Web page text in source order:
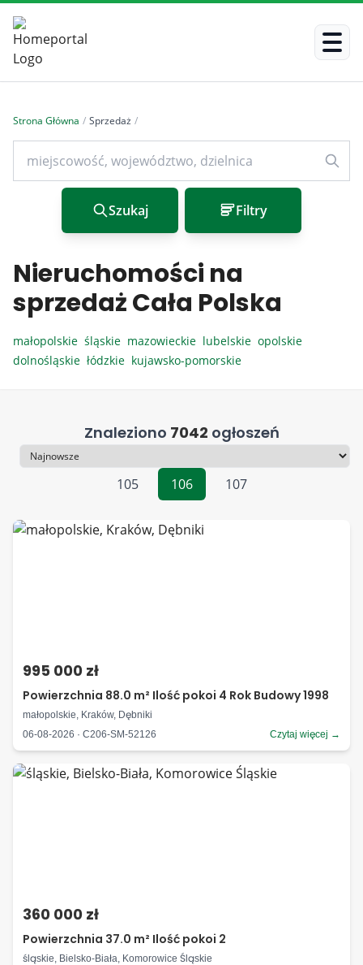
Strona Główna / Sprzedaż /
Szukaj Filtry
Nieruchomości na
sprzedaż Cała Polska
małopolskie śląskie mazowieckie lubelskie opolskie
dolnośląskie łódzkie kujawsko-pomorskie
Znaleziono 7042 ogłoszeń
Sortowanie
105
106 107
995 000 zł
Powierzchnia 88.0 m² Ilość pokoi 4 Rok Budowy 1998
małopolskie, Kraków, Dębniki
06-08-2026 · C206-SM-52126
Czytaj więcej →
360 000 zł
Powierzchnia 37.0 m² Ilość pokoi 2
śląskie, Bielsko-Biała, Komorowice Śląskie